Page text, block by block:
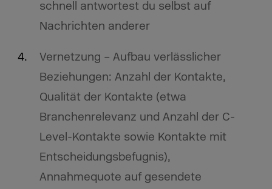
schnell antwortest du selbst auf
Nachrichten anderer
Vernetzung – Aufbau verlässlicher
Beziehungen: Anzahl der Kontakte,
Qualität der Kontakte (etwa
Branchenrelevanz und Anzahl der C-
Level-Kontakte sowie Kontakte mit
Entscheidungsbefugnis),
Annahmequote auf gesendete